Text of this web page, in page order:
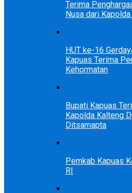
Terima
Nusa dari
HUT ke-16
Kapuas Terima
Kehormatan
Bupati Kapuas
Kapolda Kalteng
Ditsamapta
Pemkab Kapuas
RI